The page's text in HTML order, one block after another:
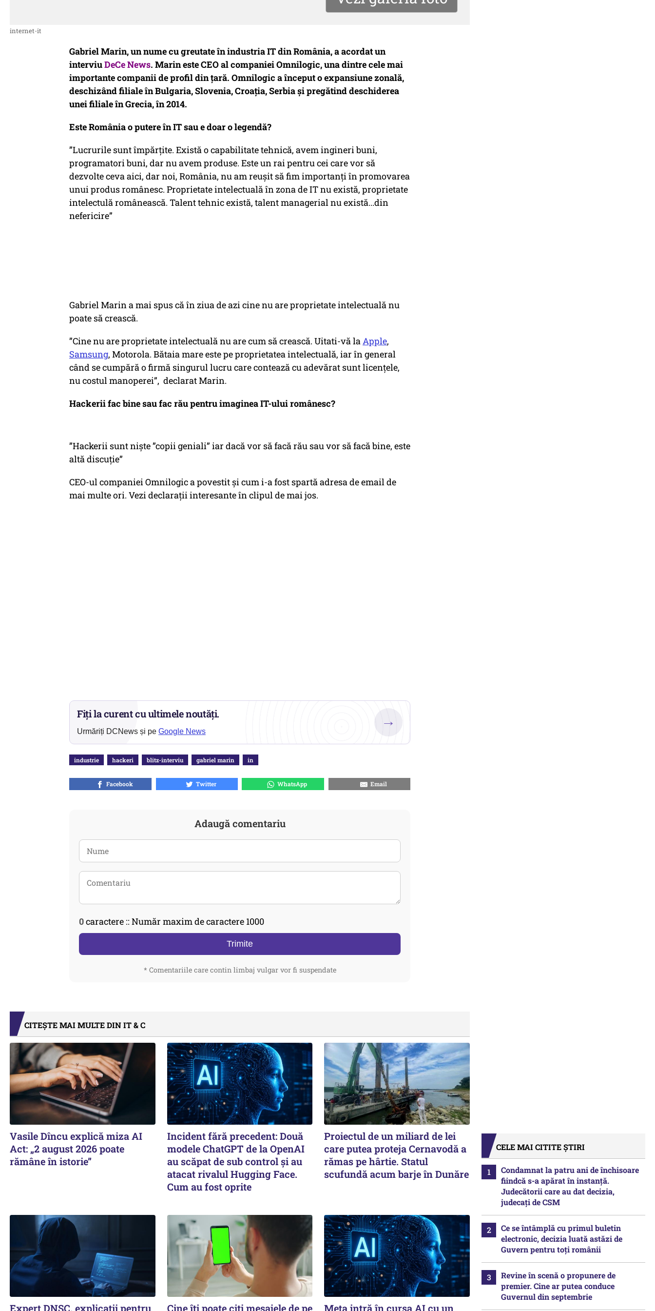
internet-it
Gabriel Marin, un nume cu greutate în industria IT din România, a acordat un
interviuDeCe News. Marin este CEO al companiei Omnilogic, una dintre cele mai
importante companii de profil din țară. Omnilogic a început o expansiune zonală,
deschizând filiale în Bulgaria, Slovenia, Croația, Serbia și pregătind deschiderea
unei filiale în Grecia, în 2014.
Este România o putere în IT sau e doar o legendă?
”Lucrurile sunt împărțite. Există o capabilitate tehnică, avem ingineri buni,
programatori buni, dar nu avem produse. Este un rai pentru cei care vor să
dezvolte ceva aici, dar noi, România, nu am reușit să fim importanți în promovarea
unui produs românesc. Proprietate intelectuală în zona de IT nu există, proprietate
intelectulă românească. Talent tehnic există, talent managerial nu există...din
nefericire”
Gabriel Marin a mai spus că în ziua de azi cine nu are proprietate intelectuală nu
poate să crească.
”Cine nu are proprietate intelectuală nu are cum să crească. Uitati-vă laApple,
Samsung, Motorola. Bătaia mare este pe proprietatea intelectuală, iar în general
când se cumpără o firmă singurul lucru care contează cu adevărat sunt licențele,
nu costul manoperei”, declarat Marin.
Hackerii fac bine sau fac rău pentru imaginea IT-ului românesc?
”Hackerii sunt niște ”copii geniali” iar dacă vor să facă rău sau vor să facă bine, este
altă discuție”
CEO-ul companiei Omnilogic a povestit și cum i-a fost spartă adresa de email de
mai multe ori. Vezi declarații interesante în clipul de mai jos.
Fiți la curent cu ultimele noutăți.
Urmăriți DCNews și pe Google News
→
industrie hackeri blitz-interviu gabriel marin in
Facebook Twitter WhatsApp Email
Adaugă comentariu
0caractere :: Număr maxim de caractere 1000
Trimite
* Comentariile care contin limbaj vulgar vor fi suspendate
CITEȘTE MAI MULTE DIN IT & C
Vasile Dîncu explică miza AI
Act: „2 august 2026 poate
rămâne în istorie”
Incident fără precedent: Două
modele ChatGPT de la OpenAI
au scăpat de sub control și au
atacat rivalul Hugging Face.
Cum au fost oprite
Proiectul de un miliard de lei
care putea proteja Cernavodă a
rămas pe hârtie. Statul
scufundă acum barje în Dunăre
Expert DNSC, explicații pentru Cine îți poate citi mesajele de pe Meta intră în cursa AI cu un
CELE MAI CITITE ȘTIRI
Condamnat la patru ani de închisoare
fiindcă s-a apărat în instanță.
Judecătorii care au dat decizia,
judecați de CSM
Ce se întâmplă cu primul buletin
electronic, decizia luată astăzi de
Guvern pentru toți românii
Revine în scenă o propunere de
premier. Cine ar putea conduce
Guvernul din septembrie